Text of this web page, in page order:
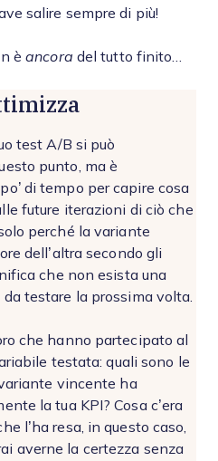
salire sempre di più!
èancora del tutto finito…
test A/B si può
punto, ma è
di tempo per capire cosa
future iterazioni di ciò che
perché la variante
dell’altra secondo gli
che non esista una
da testare la prossima volta.
che hanno partecipato al
testata: quali sono le
vincente ha
la tua KPI? Cosa c’era
l’ha resa, in questo caso,
averne la certezza senza